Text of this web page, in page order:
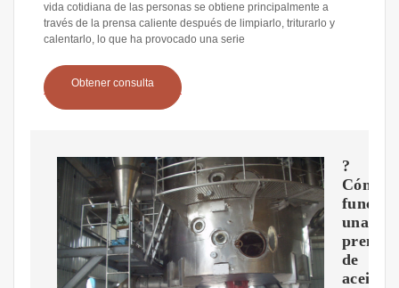
vida cotidiana de las personas se obtiene principalmente a
través de la prensa caliente después de limpiarlo, triturarlo y
calentarlo, lo que ha provocado una serie
Obtener consulta
?
Cómo
una
prensa
de
aceite?